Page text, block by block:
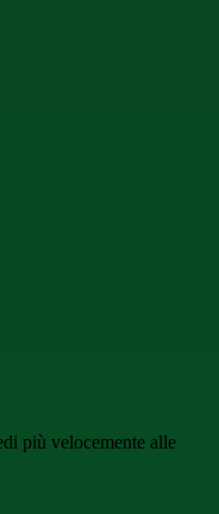
più velocemente alle